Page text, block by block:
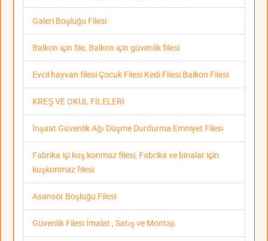
Galeri Boşluğu Filesi
Balkon için file, Balkon için güvenlik filesi
Evcil hayvan filesi Çocuk Filesi Kedi Filesi Balkon Filesi
KREŞ VE OKUL FİLELERİ
İnşaat Güvenlik Ağı Düşme Durdurma Emniyet Filesi
Fabrika içi kuş konmaz filesi, Fabrika ve binalar için
kuşkonmaz filesi
Asansör Boşluğu Filesi
Güvenlik Filesi İmalat , Satış ve Montajı